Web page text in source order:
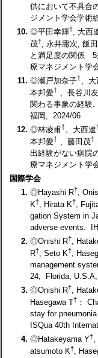
供において不具合
ジメント学会学術
10. ◎平田幸輝†, 大西
茂† , 永井庸次, 飯
と満足度の関係 5
療マネジメント学
11. ◎瀬戸加奈子†、大
本邦愛† 、長谷川
関わる事象の経験.
福岡, 2024/06
12. ◎林凌甫†、大西遼
本邦愛† 、藤田茂†
出経験がない病院
療マネジメント学
国際学会
1. ◎Hayashi R†,
K† , Hirata K† ,
gation System in
adverse events.
2. ◎Onishi R†,
R† , Seto K† ,
management
24, Florida,
3. ◎Onishi R†,
Hasegawa T† ：
stay for
ISQua 40th
4. ◎Hatakeyama Y†,
atsumoto K† ,